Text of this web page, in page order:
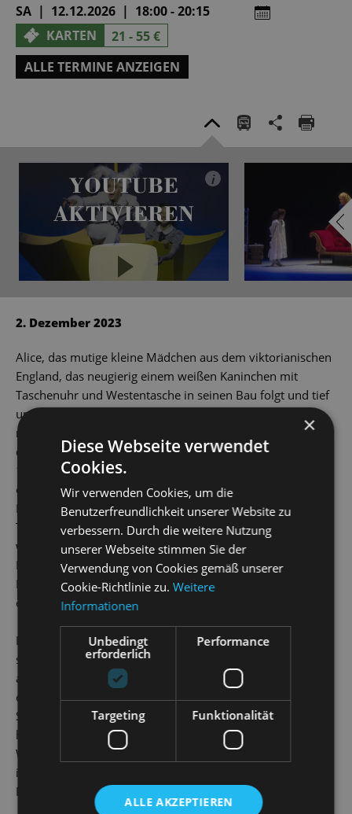
SA | 12.12.2026 | 18:00 - 20:15
KARTEN
21 - 55 €
ALLE TERMINE ANZEIGEN
YOUTUBE
AKTIVIEREN
i
2. Dezember 2023
Alice, das mutige kleine Mädchen aus dem viktorianischen
England, das neugierig einem weißen Kaninchen mit
Taschenuhr und Westentasche in seinen Bau folgt und tief
unter die Erde gefallen mal winzig klein und mal
riesengroß allerlei paradoxe Abenteuer besteht, zählt zu
den meistgeliebten Kinderbuchheldinnen aller Zeiten. Seit
1865, als Lewis Carrolls Klassiker
erstmals in Buchform erschien, beschäftigen ihre bizarren
Erlebnisse imWunderlandund Jenseits des Spiegels– so der
Titel des zweiten Alice-Buchs – die Fantasie von Kindern
wie Erwachsenen. Dabei erfindet jede Generation ihre
Begegnungen mit der Grinsekatze, dem verrückten
Hutmacher, der Herzkönigin und den vielen anderen auf
einzigartige Weise neu.
Lassen Sie sich von Ballettdirektor Radek Stopka und
seinem fantasievollen Tanzmärchen für die ganze Familie
auf den Spuren heißgeliebter Figuren ins Wunderland
entführen! Die Musik dazu liefert der Dresdner Komponist
Sven Helbig: Sinnlich kraftvolle Akkordfolgen wirken
hypnotisch wie die geheimnisvolle Raupe mit ihrer
Wasserpfeife; vorwärtsdrängende Rhythmen treiben Alice
immer tiefer in ihre Geschichte hinein und uns im
Publikum mit ihr.
×
Diese Webseite verwendet
Cookies.
Wir verwenden Cookies, um die
Benutzerfreundlichkeit unserer Website zu
verbessern. Durch die weitere Nutzung
unserer Webseite stimmen Sie der
Verwendung von Cookies gemäß unserer
Cookie-Richtlinie zu.Weitere
Informationen
Unbedingt
erforderlich
Performance
Targeting Funktionalität
ALLE AKZEPTIEREN